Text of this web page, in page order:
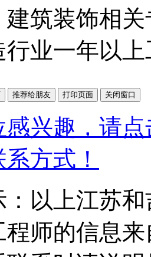
建筑装饰相
行业一年以
感兴趣，请
方式！
：以上江苏
程师的信息来